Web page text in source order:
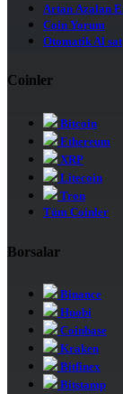
Artan Azalan
Coin Yorum
Otomatik Al sat
Coinler
Bitcoin
Ethereum
XRP
Litecoin
Tron
Tüm Coinler
Borsalar
Binance
Huobi
Coinbase
Kraken
Bitfinex
Bitstamp